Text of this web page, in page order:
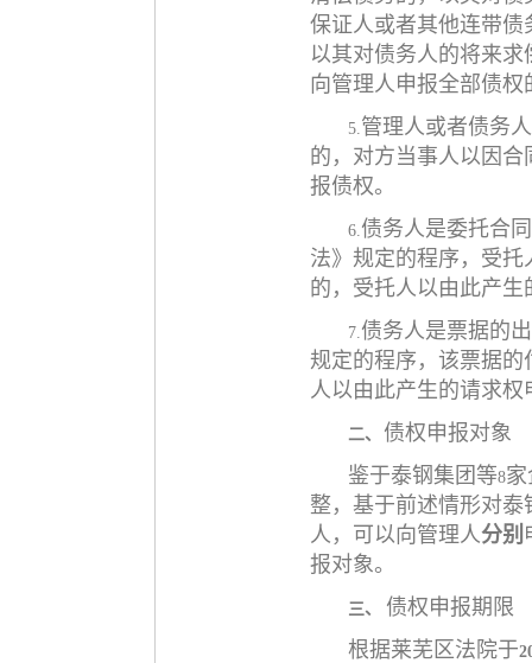
保证人或者其他连带
以其对债务人的将来
向管理人申报全部债权
5.管理人或者债务
的，对方当事人以因
报债权。
6.债务人是委托合
法》规定的程序，受
的，受托人以由此产
7.债务人是票据的
规定的程序，该票据
人以由此产生的请求权
二、
债权申报对象
鉴于泰钢集团等8
整，基于前述情形对泰
人，可以向管理人分别
报对象。
三、
债权申报期限
根据莱芜区法院于